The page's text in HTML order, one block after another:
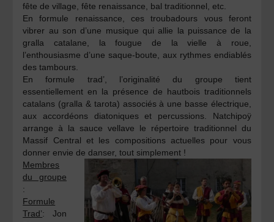
fête de village, fête renaissance, bal traditionnel, etc.
En formule renaissance, ces troubadours vous feront
vibrer au son d’une musique qui allie la puissance de la
gralla catalane, la fougue de la vielle à roue,
l’enthousiasme d’une saque-boute, aux rythmes endiablés
des tambours.
En formule trad’, l’originalité du groupe tient
essentiellement en la présence de hautbois traditionnels
catalans (gralla & tarota) associés à une basse électrique,
aux accordéons diatoniques et percussions. Natchipoÿ
arrange à la sauce vellave le répertoire traditionnel du
Massif Central et les compositions actuelles pour vous
donner envie de danser, tout simplement !
Membres
du groupe
:
Formule
Trad’: Jon